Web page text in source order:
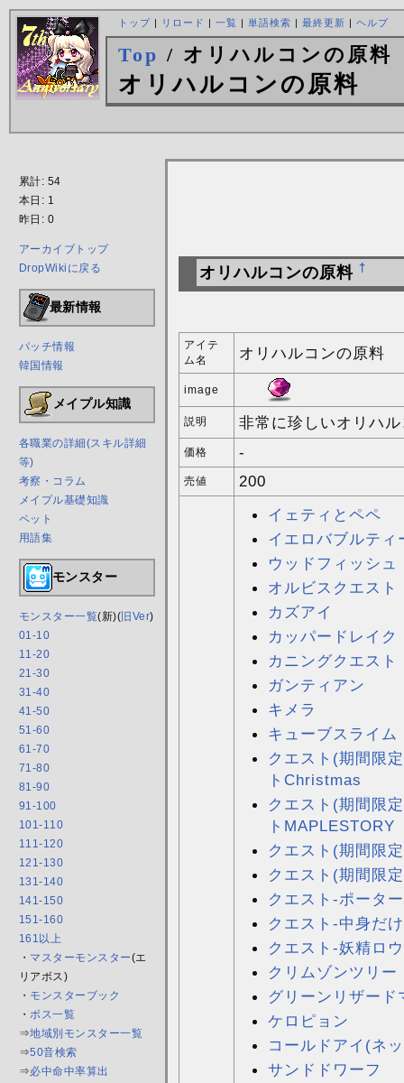
トップ| リロード | 一覧 | 単語検索 | 最終更新 | ヘルプ
Top / オリハルコンの原料
オリハルコンの原料
累計: 54
本日: 1
昨日: 0
アーカイブトップ
DropWikiに戻る
最新情報
パッチ情報
韓国情報
メイプル知識
各職業の詳細(スキル詳細
等)
考察・コラム
メイプル基礎知識
ペット
用語集
モンスター
モンスター一覧(新)( 旧Ver)
01-10
11-20
21-30
31-40
41-50
51-60
61-70
71-80
81-90
91-100
101-110
111-120
121-130
131-140
141-150
151-160
161以上
・ マスターモンスター(エ
リアボス)
・ モンスターブック
・ ボス一覧
⇒地域別モンスター一覧
⇒50音検索
⇒必中命中率算出
オリハルコンの原料 †
アイテ
ム名
オリハルコンの原料
image
説明 非常に珍しいオリハ
価格 -
売値 200
イェティとペペ
イエロバブルティ
ウッドフィッシュ
オルビスクエスト
カズアイ
カッパードレイク
カニングクエスト
ガンティアン
キメラ
キューブスライム
クエスト(期間限
トChristmas
クエスト(期間限
トMAPLESTORY
クエスト(期間限
クエスト(期間限
クエスト-ポータ
クエスト-中身だ
クエスト-妖精ロ
クリムゾンツリー
グリーンリザード
ケロピョン
コールドアイ(ネ
サンドドワーフ